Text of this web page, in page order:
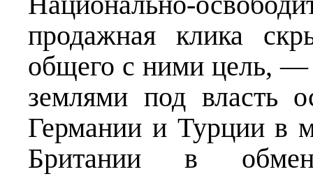
продажная клика
общего с ними цель, —
землями под власть
Германии и Турции в
Британии в